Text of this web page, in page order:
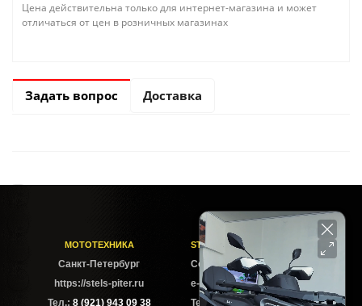
Цена действительна только для интернет-магазина и может
отличаться от цен в розничных магазинах
Задать вопрос Доставка
МОТОТЕХНИКА
Cанкт-Петербург
https://stels-piter.ru
Тел.: 8 (921) 943 09 38
STELS-PITER СОФИЙСКАЯ
Софийская ул. 6Б
e-mail: sales@stels-piter.ru
Тел.:8 (921) 943 09 38